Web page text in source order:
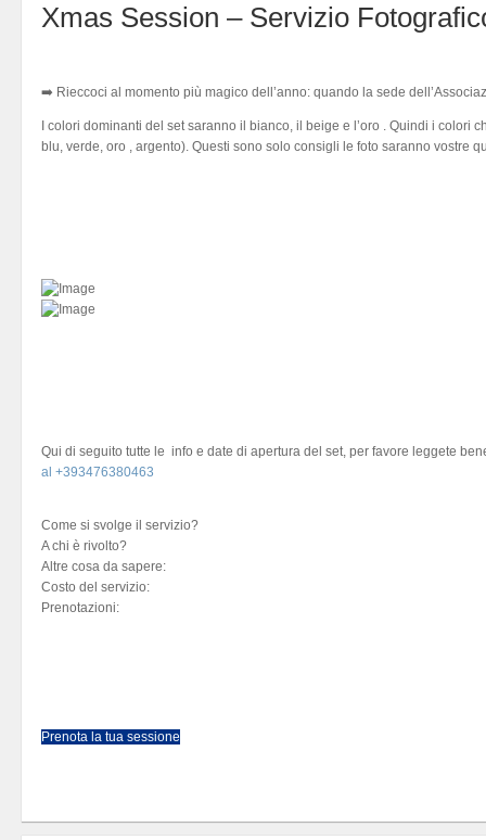
Xmas Session – Servizio
➡️ Rieccoci al momento più magico dell’anno: quando la sede
I colori dominanti del set saranno il bianco, il beige e l’oro . Quindi i colori
blu, verde, oro , argento). Questi sono solo consigli le foto saranno vostre
Qui di seguito tutte le info e date di apertura del set, per favore leggete
al +393476380463
Come si svolge il servizio?
A chi è rivolto?
Altre cosa da sapere:
Costo del servizio:
Prenotazioni:
Prenota la tua sessione